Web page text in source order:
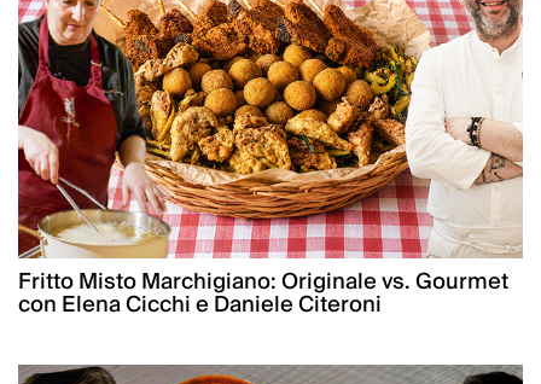
Fritto Misto Marchigiano: Originale vs. Gourmet
con Elena Cicchi e Daniele Citeroni